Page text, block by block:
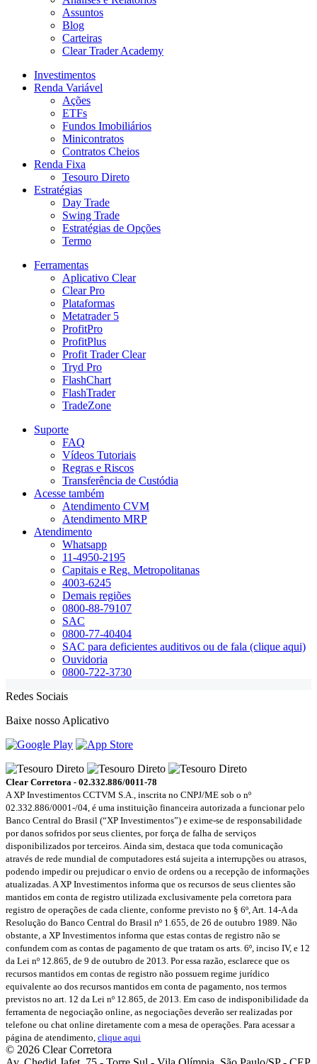
Assuntos
Blog
Carteiras
Clear Trader Academy
Investimentos
Renda Variável
Ações
ETFs
Fundos Imobiliários
Minicontratos
Contratos Cheios
Renda Fixa
Tesouro Direto
Estratégias
Day Trade
Swing Trade
Estratégias de Opções
Termo
Ferramentas
Aplicativo Clear
Clear Pro
Plataformas
Metatrader 5
ProfitPro
ProfitPlus
Profit Trader Clear
Tryd Pro
FlashChart
FlashTrader
TradeZone
Suporte
FAQ
Vídeos Tutoriais
Regras e Riscos
Transferência de Custódia
Acesse também
Atendimento CVM
Atendimento MRP
Atendimento
Whatsapp
11-4950-2195
Capitais e Reg. Metropolitanas
4003-6245
Demais regiões
0800-88-79107
SAC
0800-77-40404
SAC para deficientes auditivos ou de fala (clique aqui)
Ouvidoria
0800-722-3730
Redes Sociais
Baixe nosso Aplicativo
Clear Corretora - 02.332.886/0011-78
A XP Investimentos CCTVM S.A., inscrita no CNPJ/ME sob o nº
02.332.886/0001-/­04, é uma instituição financeira autorizada a funcionar pelo
Banco Central do Brasil (“XP Investimentos”) e exime-se de responsabilidade
por danos sofridos por seus clientes, por força de falha de serviços
disponibilizados por terceiros. Ainda sim, destaca que toda comunicação
através de rede mundial de computadores está sujeita a interrupções ou atrasos,
podendo impedir ou prejudicar o envio de ordens ou a recepção de informações
atualizadas. A XP Investimentos informa que os recursos de seus clientes são
mantidos em conta de registro utilizada exclusivamente pela corretora para
registro de operações de cada cliente, conforme previsto no § 6º, Art. 14-A da
Resolução do Banco Central do Brasil nº 1.655, de 26 de outubro 1989. Não
obstante, a XP Investimentos informa que estas contas de registro não se
confundem com as contas de pagamento de que tratam os arts. 6º, inciso IV, e 12
da Lei nº 12.865, de 9 de outubro de 2013. Por essa razão, esclarece que os
recursos mantidos em contas de registro não possuem regime jurídico
equivalente ao dos recursos mantidos em conta de pagamento, nos termos
previstos no art. 12 da Lei nº 12.865, de 2013. Em caso de indisponibilidade da
ferramenta de negociação online, as negociações deverão ser realizadas por
telefone ou chat online diretamente com a mesa de operações. Para acessar a
página de atendimento, clique aqui
© 2026 Clear Corretora